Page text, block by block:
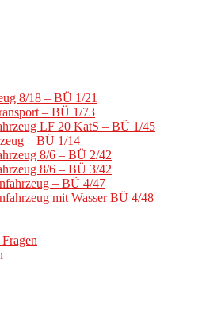
8/18 – BÜ 1/21
– BÜ 1/73
LF 20 KatS – BÜ 1/45
– BÜ 1/14
8/6 – BÜ 2/42
8/6 – BÜ 3/42
– BÜ 4/47
mit Wasser BÜ 4/48